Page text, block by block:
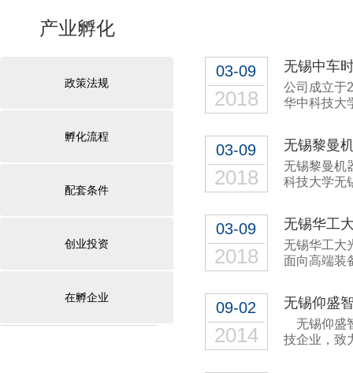
产业孵化
政策法规
孵化流程
配套条件
创业投资
在孵企业
03-09
2018
无锡中车
公司成立于
华中科技大
03-09
2018
无锡黎曼
无锡黎曼机
科技大学无
03-09
2018
无锡华工
无锡华工大
面向高端装
09-02
2014
无锡仰盛
无锡仰盛
技企业，致